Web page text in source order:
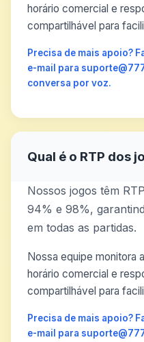
horário comercial e
compartilhável para
Precisa de mais apoio?
e-mail para
conversa por voz.
Qual é o RTP dos
Nossos jogos têm
94% e 98%,
em todas as partidas.
Nossa equipe monitora
horário comercial e
compartilhável para
Precisa de mais apoio?
e-mail para